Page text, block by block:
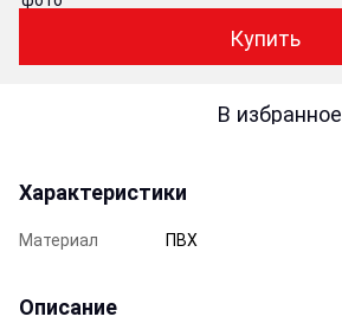
Купить
В избранное
Характеристики
Материал ПВХ
Описание